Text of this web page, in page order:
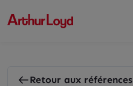
Retour aux références